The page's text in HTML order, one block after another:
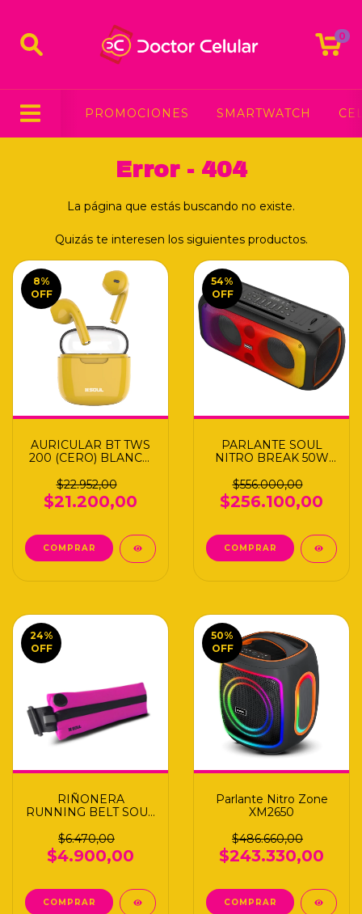
0
PROMOCIONES SMARTWATCH
Error - 404
La página que estás buscando no existe.
Quizás te interesen los siguientes productos.
8%
OFF
AURICULAR BT TWS
200 (CERO) BLANCO
$22.952,00
$21.200,00
COMPRAR
54%
OFF
PARLANTE SOUL
NITRO BREAK 50W
$556.000,00
$256.100,00
24%
OFF
RIÑONERA
RUNNING BELT SOUL
$6.470,00
$4.900,00
50%
OFF
Parlante Nitro Zone
XM2650
$486.660,00
$243.330,00